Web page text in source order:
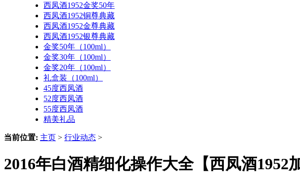
西凤酒1952金奖50年
西凤酒1952铜尊典藏
西凤酒1952金尊典藏
西凤酒1952银尊典藏
金奖50年（100ml）
金奖30年（100ml）
金奖20年（100ml）
礼盒装（100ml）
45度西凤酒
52度西凤酒
55度西凤酒
精美礼品
当前位置: 主页 > 行业动态 >
2016年白酒精细化操作大全【西凤酒1952